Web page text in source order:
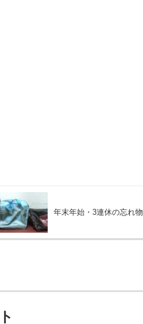
年末年始・3連休の忘れ物